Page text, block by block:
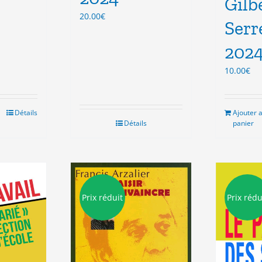
Détails
20.00€
Détails
10.00€
Ajouter
panier
Prix réduit Prix